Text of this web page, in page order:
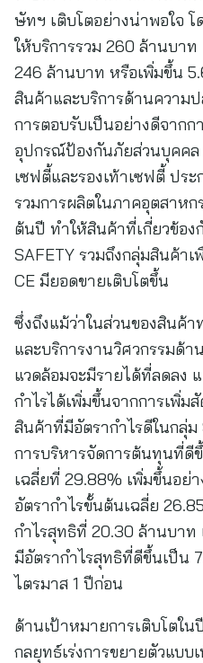
ษัทฯ เติบโตอย่างน่าพอใจ
ให้บริการรวม 260 ล้านบา
246 ล้านบาท หรือเพิ่มขึ้น
สินค้าและบริการด้านความ
การตอบรับเป็นอย่างดีจาก
อุปกรณ์ป้องกันภัยส่วนบุคคล
เซฟตี้และรองเท้าเซฟตี้ ปร
รวมการผลิตในภาคอุตสาห
ต้นปี ทำให้สินค้าที่เกี่ยวข้อง
SAFETY รวมถึงกลุ่มสินค้า
CE มียอดขายเติบโตขึ้น
ซึ่งถึงแม้ว่าในส่วนของสินค้
และบริการงานวิศวกรรมด้
แวดล้อมจะมีรายได้ที่ลดลง
กำไรได้เพิ่มขึ้นจากการเพิ่ม
สินค้าที่มีอัตรากำไรดีในกลุ่ม
การบริหารจัดการต้นทุนที่ดี
เฉลี่ยที่ 29.88% เพิ่มขึ้นอ
อัตรากำไรขั้นต้นเฉลี่ย
กำไรสุทธิที่ 20.30 ล้านบา
มีอัตรากำไรสุทธิที่ดีขึ้นเป็น
ไตรมาส 1 ปีก่อน
ด้านเป้าหมายการเติบโตใ
กลยุทธ์เร่งการขยายตัวแบบ